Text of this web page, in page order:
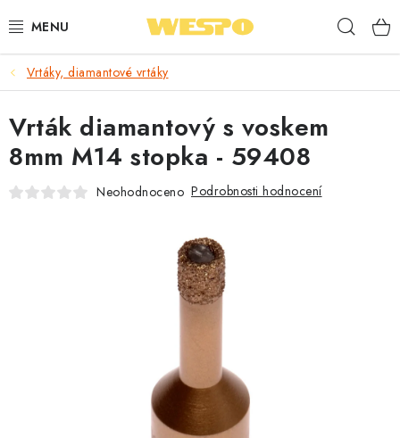
na
ARMATURY PRO TOPENÍ A VODU
TOPENÍ A OHŘEV VODY
TVAROVKY A TRUBKY
Vrtáky, diamantové vrtáky
Vrták diamantový s voskem
8mm M14 stopka - 59408
Neohodnoceno Podrobnosti hodnocení